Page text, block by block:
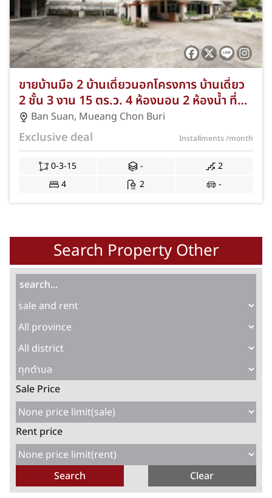
Search Property Other
Sale Price
Rent price
ขายบ้านมือ 2 บ้านเดี่ยวนอกโครงการ บ้านเดี่ยว
2 ชั้น 3 งาน 15 ตร.ว. 4 ห้องนอน 2 ห้องน้ำ ที่
จอดรถหลายคัน พร้อมอาคารพักคนงาน 6 ห้อง
ตำบลบ้านสวน อำเภอเมืองชลบุรี จังหวัดชลบุรี
พร้อมของแถมครบชุด NKA-64-148
Ban Suan, Mueang Chon Buri
Exclusive deal Installments/month
0-3-15 -
2
4
2 -